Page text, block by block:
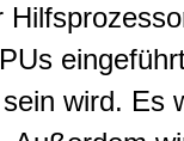
wird. Es